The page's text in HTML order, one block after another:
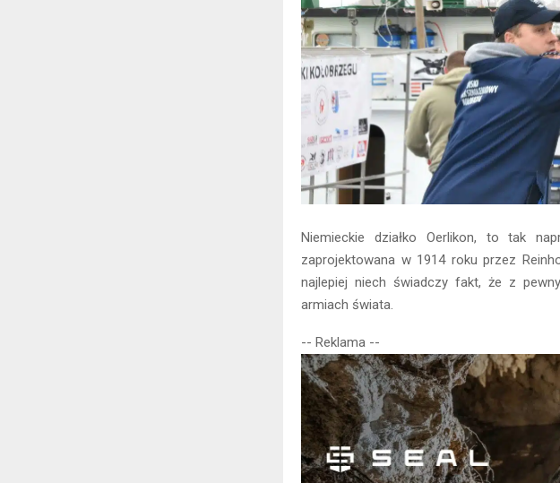
Niemieckie działko Oerlikon, to tak
zaprojektowana w 1914 roku przez
najlepiej niech świadczy fakt, że z
armiach świata.
-- Reklama --